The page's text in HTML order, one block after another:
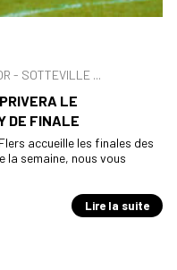
- SOTTEVILLE ...
LE
DE FINALE
accueille les finales des
la semaine, nous vous
Lire la suite